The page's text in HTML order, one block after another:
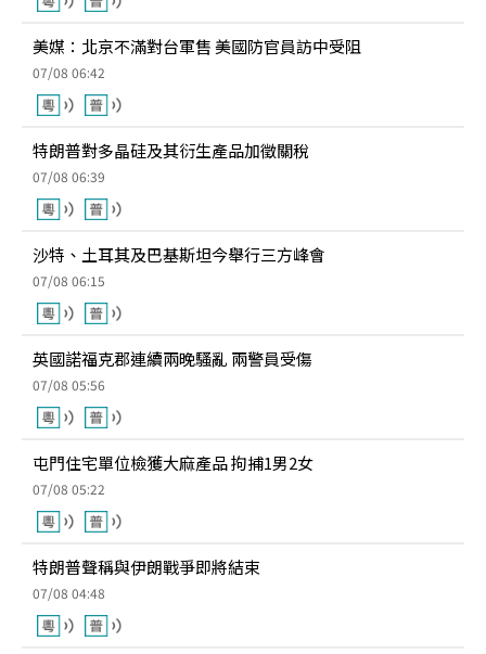
美媒：北京不滿對台軍售 美國防官員訪中受阻
07/08 06:42
特朗普對多晶硅及其衍生產品加徵關稅
07/08 06:39
沙特、土耳其及巴基斯坦今舉行三方峰會
07/08 06:15
英國諾福克郡連續兩晚騷亂 兩警員受傷
07/08 05:56
屯門住宅單位檢獲大麻產品 拘捕1男2女
07/08 05:22
特朗普聲稱與伊朗戰爭即將結束
07/08 04:48